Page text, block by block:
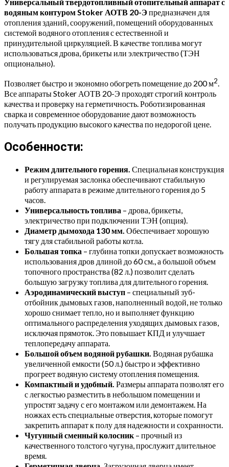
водяным контуром Stoker АОТВ 20-Эпредназначен для
отопления зданий, сооружений, помещений оборудованных
системой водяного отопления с естественной и
принудительной циркуляцией. В качестве топлива могут
использоваться дрова, брикеты или электричество (ТЭН
опционально).
Позволяет быстро и экономно обогреть помещение до 200 м2.
Все аппараты Stoker АОТВ 20-Э проходят строгий контроль
качества и проверку на герметичность. Роботизированная
сварка и современное оборудование дают возможность
получать продукцию высокого качества по недорогой цене.
Особенности:
Режим длительного горения. Специальная конструкция
и регулируемая заслонка обеспечивают стабильную
работу аппарата в режиме длительного горения до 5
часов.
Универсальность топлива – дрова, брикеты,
электричество при подключении ТЭН (опция).
Диаметр дымохода 130 мм. Обеспечивает хорошую
тягу для стабильной работы котла.
Большая топка – глубина топки допускает возможность
использования дров длиной до 60 см., а большой объем
топочного пространства (82 л.) позволит сделать
большую загрузку топлива для длительного горения.
Аэродинамический выступ – специальный зуб-
отбойник дымовых газов, наполненный водой, не только
хорошо снимает тепло, но и выполняет функцию
оптимального распределения уходящих дымовых газов,
исключая прямоток. Это повышает КПД и улучшает
теплопередачу аппарата.
Большой объем водяной рубашки. Водяная рубашка
увеличенной емкости (50 л.) быстро и эффективно
прогреет водяную систему отопления помещения.
Компактный и удобный. Размеры аппарата позволят его
с легкостью разместить в небольшом помещении и
упростят задачу с его монтажом или демонтажем. На
ножках есть специальные отверстия, которые помогут
закрепить аппарат к полу для надежности и сохранности.
Чугунный сменный колосник – прочный из
качественного толстого чугуна, прослужит длительное
время.